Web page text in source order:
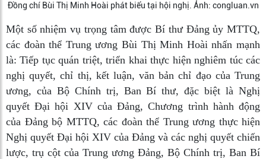
Đồng chí Bùi Thị Minh Hoài phát biểu tại hội nghị. Ảnh: congluan.vn
Một số nhiệm vụ trọng tâm được Bí thư Đảng ủy MTTQ,
các đoàn thể Trung ương Bùi Thị Minh Hoài nhấn mạnh
là: Tiếp tục quán triệt, triển khai thực hiện nghiêm túc các
nghị quyết, chỉ thị, kết luận, văn bản chỉ đạo của Trung
ương, của Bộ Chính trị, Ban Bí thư, đặc biệt là Nghị
quyết Đại hội XIV của Đảng, Chương trình hành động
của Đảng bộ MTTQ, các đoàn thể Trung ương thực hiện
Nghị quyết Đại hội XIV của Đảng và các nghị quyết chiến
lược, trụ cột của Trung ương Đảng, Bộ Chính trị, Ban Bí